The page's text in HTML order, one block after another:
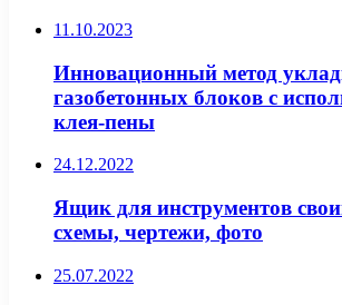
11.10.2023
Инновационный метод
газобетонных блоков с
клея-пены
24.12.2022
Ящик для инструментов
схемы, чертежи, фото
25.07.2022